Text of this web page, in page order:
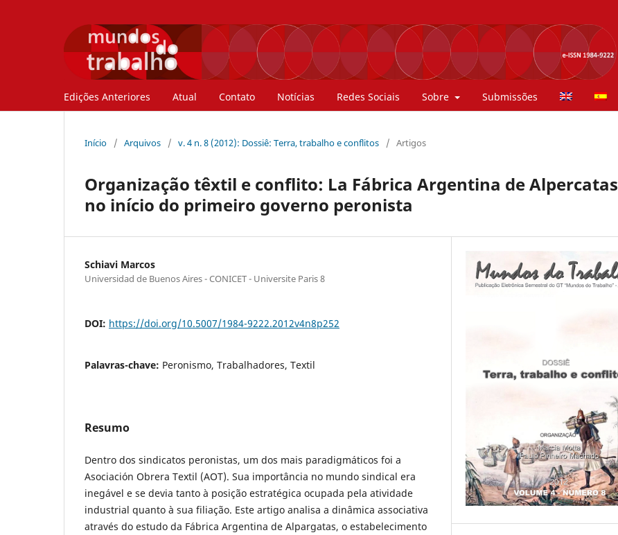
Edições Anteriores Atual Contato Notícias Redes Sociais Sobre Submissões
Início / Arquivos / v. 4 n. 8 (2012): Dossiê: Terra, trabalho e conflitos / Artigos
Organização têxtil e conflito: La Fábrica Argentina de Alpercatas
no início do primeiro governo peronista
Schiavi Marcos
Universidad de Buenos Aires - CONICET - Universite Paris 8
DOI: https://doi.org/10.5007/1984-9222.2012v4n8p252
Palavras-chave: Peronismo, Trabalhadores, Textil
Resumo
Dentro dos sindicatos peronistas, um dos mais paradigmáticos foi a
Asociación Obrera Textil (AOT). Sua importância no mundo sindical era
inegável e se devia tanto à posição estratégica ocupada pela atividade
industrial quanto à sua filiação. Este artigo analisa a dinâmica associativa
através do estudo da Fábrica Argentina de Alpargatas, o estabelecimento